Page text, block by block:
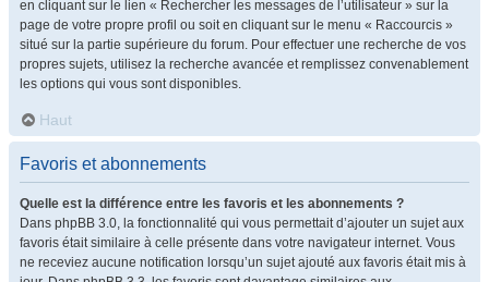
en cliquant sur le lien « Rechercher les messages de l’utilisateur » sur la
page de votre propre profil ou soit en cliquant sur le menu « Raccourcis »
situé sur la partie supérieure du forum. Pour effectuer une recherche de vos
propres sujets, utilisez la recherche avancée et remplissez convenablement
les options qui vous sont disponibles.
Haut
Favoris et abonnements
Quelle est la différence entre les favoris et les abonnements ?
Dans phpBB 3.0, la fonctionnalité qui vous permettait d’ajouter un sujet aux
favoris était similaire à celle présente dans votre navigateur internet. Vous
ne receviez aucune notification lorsqu’un sujet ajouté aux favoris était mis à